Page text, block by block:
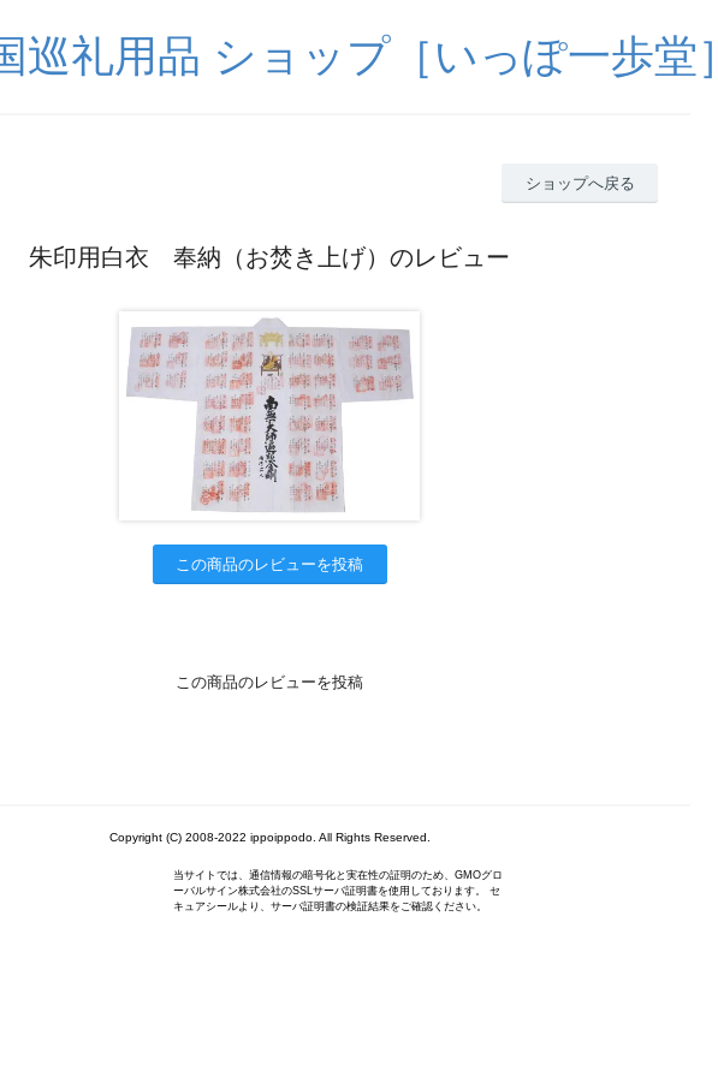
巡礼用品 ショップ［いっぽ一歩堂］
ショップへ戻る
朱印用白衣 奉納（お焚き上げ）のレビュー
この商品のレビューを投稿
この商品のレビューを投稿
Copyright (C) 2008-2022 ippoippodo. All Rights Reserved.
当サイトでは、通信情報の暗号化と実在性の証明のため、GMOグロ
ーバルサイン株式会社のSSLサーバ証明書を使用しております。 セ
キュアシールより、サーバ証明書の検証結果をご確認ください。